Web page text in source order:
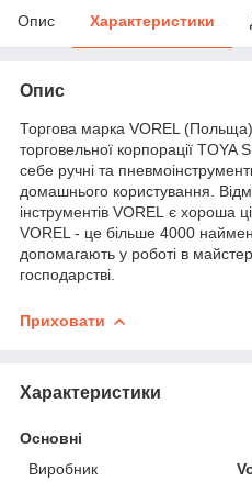
Опис Характеристики
Опис
Торгова марка VOREL
торговельної корпорації TOYA
себе ручні та
домашнього користування.
інструментів VOREL є хороша
VOREL - це більше 4000
допомагають у роботі в
господарстві.
Приховати
Характеристики
Основні
Виробник